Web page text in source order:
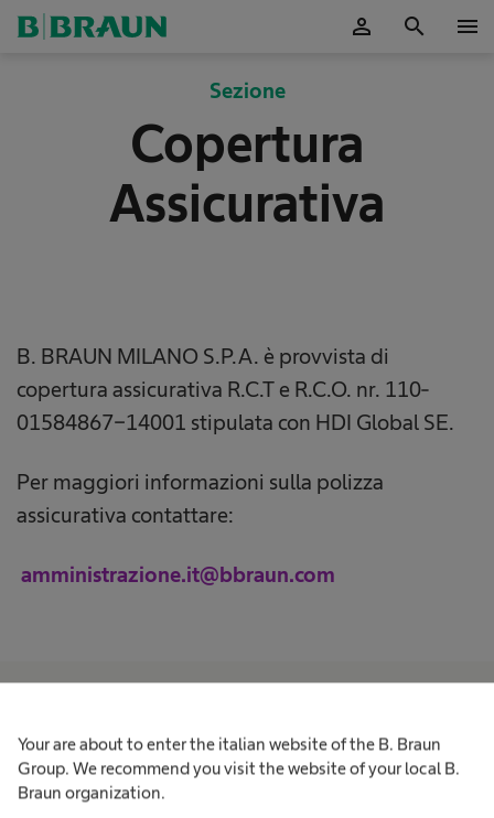
Your are about to enter the italian website of the B. Braun
Group. We recommend you visit the website of your local B.
Braun organization.
person search menu
Sezione
Copertura
Assicurativa
B. BRAUN MILANO S.P.A. è provvista di
copertura assicurativa R.C.T e R.C.O. nr. 110-
01584867-14001 stipulata con HDI Global SE.
Per maggiori informazioni sulla polizza
assicurativa contattare:
amministrazione.it@bbraun.com
Prodotti e Soluzioni expand_more